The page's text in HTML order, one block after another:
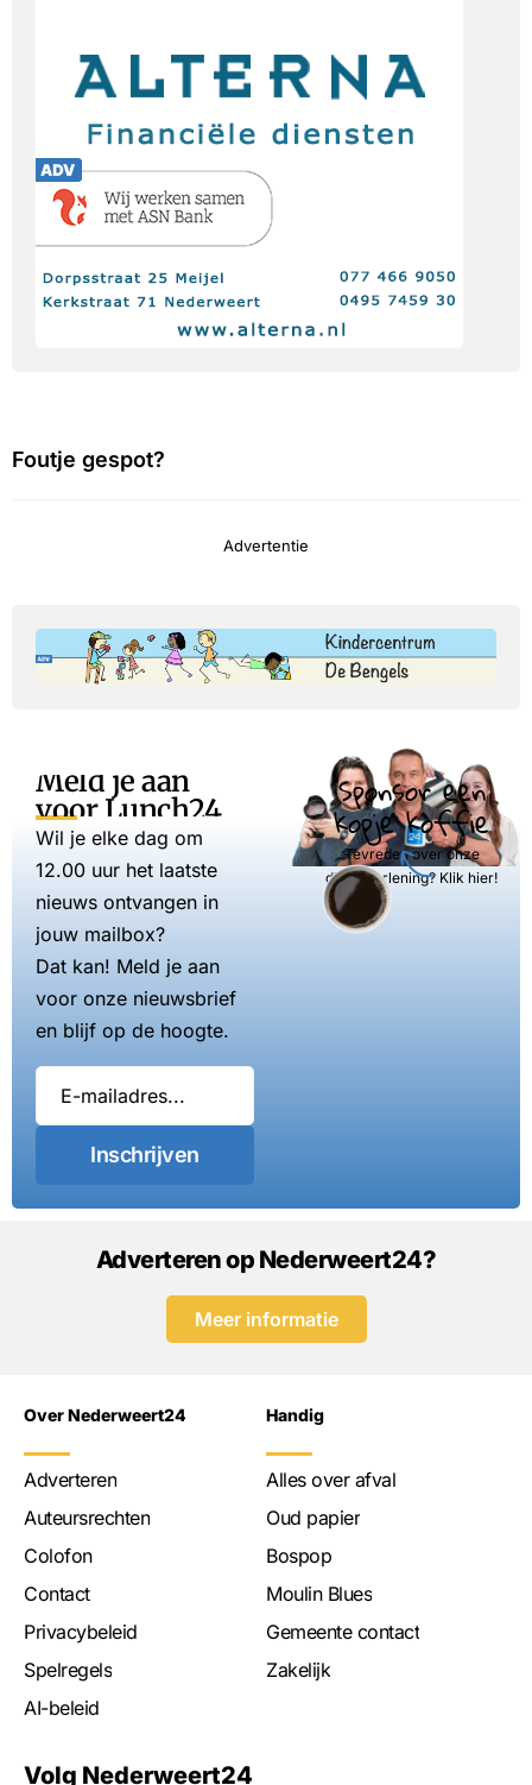
Foutje gespot?
Advertentie
Meld je aan
voor Lunch24
Wil je elke dag om
12.00 uur het laatste
nieuws ontvangen in
jouw mailbox?
Dat kan! Meld je aan
voor onze nieuwsbrief
en blijf op de hoogte.
Inschrijven
Sponsor een
kopje koffie
Tevreden over onze
dienstverlening? Klik hier!
Adverteren op Nederweert24?
Meer informatie
Over Nederweert24
Adverteren
Auteursrechten
Colofon
Contact
Privacybeleid
Spelregels
AI-beleid
Handig
Alles over afval
Oud papier
Bospop
Moulin Blues
Gemeente contact
Zakelijk
Volg Nederweert24